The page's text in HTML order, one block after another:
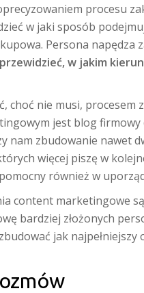
procesu
w jaki sposób
Persona napędza
w jakim
choć nie musi, procesem
jest blog firmowy
nam zbudowanie nawet
więcej piszę w
również w
content marketingowe
bardziej złożonych
jak